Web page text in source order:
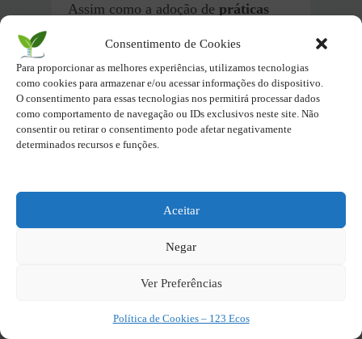
Consentimento de Cookies
Para proporcionar as melhores experiências, utilizamos tecnologias
como cookies para armazenar e/ou acessar informações do dispositivo.
O consentimento para essas tecnologias nos permitirá processar dados
como comportamento de navegação ou IDs exclusivos neste site. Não
consentir ou retirar o consentimento pode afetar negativamente
determinados recursos e funções.
Aceitar
Negar
Ver Preferências
Política de Cookies – 123 Ecos
Assim como a adoção de práticas
recursos e materiais diminui os
custosde produção e contribui para a
preservação do meio ambiente.
Lixo Zero: um pilar que modifica a
Principalmente, a melhoria na gestão
de riscos ambientais e sociais se torna
prevenindo multas,
à empresa.